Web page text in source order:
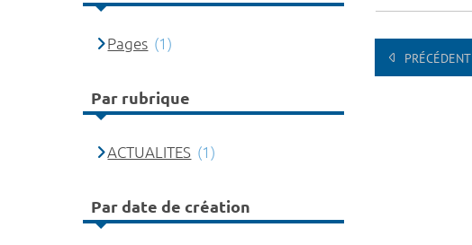
PRÉCÉDENT
Pages (1)
Par rubrique
ACTUALITES (1)
Par date de création